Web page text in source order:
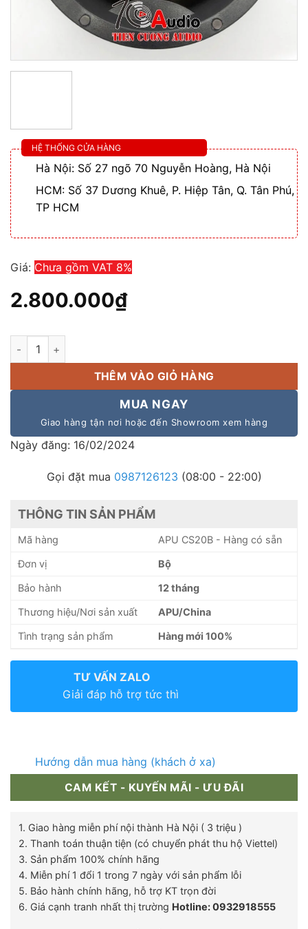
HỆ THỐNG CỬA HÀNG
Hà Nội: Số 27 ngõ 70 Nguyễn Hoàng, Hà Nội
HCM: Số 37 Dương Khuê, P. Hiệp Tân, Q. Tân Phú,
TP HCM
Giá: Chưa gồm VAT 8%
2.800.000₫
Chính hãng Loa âm trần Bluetooth APU CS20B giá rẻ tốt
THÊM VÀO GIỎ HÀNG
MUA NGAY
Giao hàng tận nơi hoặc đến Showroom xem hàng
Ngày đăng: 16/02/2024
Gọi đặt mua 0987126123 (08:00 - 22:00)
THÔNG TIN SẢN PHẨM
Mã hàng APU CS20B - Hàng có sẵn
Đơn vị Bộ
Bảo hành 12 tháng
Thương hiệu/Nơi sản xuất APU/China
Tình trạng sản phẩm Hàng mới 100%
TƯ VẤN ZALO
Giải đáp hỗ trợ tức thì
Hướng dẫn mua hàng (khách ở xa)
CAM KẾT - KUYẾN MÃI - ƯU ĐÃI
1. Giao hàng miễn phí nội thành Hà Nội ( 3 triệu )
2. Thanh toán thuận tiện (có chuyển phát thu hộ Viettel)
3. Sản phẩm 100% chính hãng
4. Miễn phí 1 đổi 1 trong 7 ngày với sản phẩm lỗi
5. Bảo hành chính hãng, hỗ trợ KT trọn đời
6. Giá cạnh tranh nhất thị trường Hotline: 0932918555